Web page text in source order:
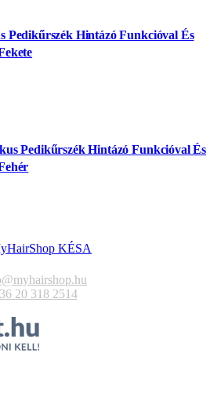
Pedikűrszék Hintázó Funkcióval És
Pedikűrszék Hintázó Funkcióval És
20 318 2514